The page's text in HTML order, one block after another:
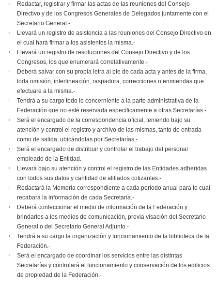
Redactar, registrar y firmar las actas de las reuniones del Consejo
Directivo y de los Congresos Generales de Delegados juntamente con el
Secretario General.-
Llevará un registro de asistencia a las reuniones del Consejo Directivo en
el cual hará firmar a los asistentes la misma.-
Llevará un registro de resoluciones del Consejo Directivo y de los
Congresos, los que enumerará correlativamente.-
Deberá salvar con su propia letra al pie de cada acta y antes de la firma,
toda omisión, interlineación, raspadura, correcciones o enmiendas que
efectuare a la misma.-
Tendrá a su cargo todo lo concerniente a la parte administrativa de la
Federación que no esté reservada específicamente a otras Secretarías.-
Será el encargado de la correspondencia oficial, teniendo bajo su
atención y control el registro y archivo de las mismas, tanto de entrada
como de salida, ubicándolas por Secretarías.-
Será el encargado de distribuir y controlar el trabajo del personal
empleado de la Entidad.-
Llevará bajo su atención y control el registro de las Entidades adheridas
con todos sus datos y cantidad de afiliados cotizantes.-
Redactará la Memoria correspondiente a cada período anual para lo cual
recabará la información de cada Secretaría.-
Deberá confeccionar el medio de información de la Federación y
brindarlos a los medios de comunicación, previa visación del Secretario
General o del Secretario General Adjunto.-
Tendrá a su cargo la organización y funcionamiento de la biblioteca de la
Federación.-
Será el encargado de coordinar los servicios entre las distintas
Secretarías y controlará el funcionamiento y conservación de los edificios
de propiedad de la Federación.-